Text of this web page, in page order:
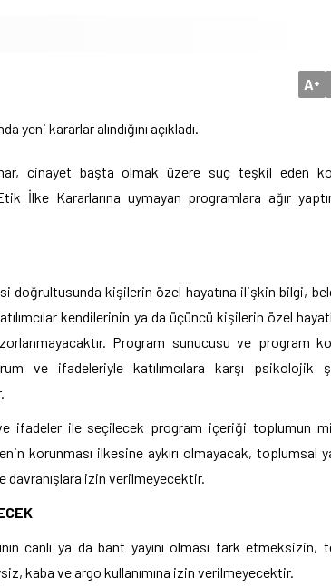
A+
yeni kararlar alındığını açıkladı.
cinayet başta olmak üzere suç teşkil eden
İlke Kararlarına uymayan programlara ağır
doğrultusunda kişilerin özel hayatına ilişkin bilgi,
kendilerinin ya da üçüncü kişilerin özel
Program sunucusu ve program
ve ifadeleriyle katılımcılara karşı psikolojik
ifadeler ile seçilecek program içeriği toplumun
korunması ilkesine aykırı olmayacak, toplumsal
davranışlara izin verilmeyecektir.
canlı ya da bant yayını olması fark etmeksizin,
kaba ve argo kullanımına izin verilmeyecektir.